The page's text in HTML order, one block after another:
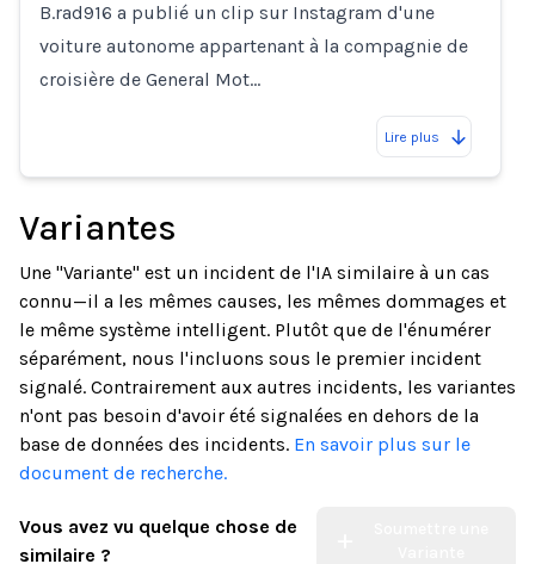
B.rad916 a publié un clip sur Instagram d'une
voiture autonome appartenant à la compagnie de
croisière de General Mot…
Lire plus
Variantes
Une "Variante" est un incident de l'IA similaire à un cas
connu—il a les mêmes causes, les mêmes dommages et
le même système intelligent. Plutôt que de l'énumérer
séparément, nous l'incluons sous le premier incident
signalé. Contrairement aux autres incidents, les variantes
n'ont pas besoin d'avoir été signalées en dehors de la
base de données des incidents. En savoir plus sur le
document de recherche.
Vous avez vu quelque chose de
similaire ?